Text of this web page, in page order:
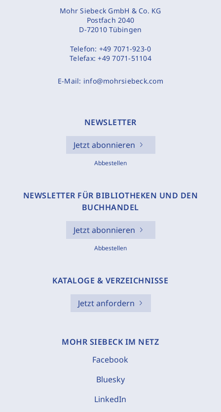
Mohr Siebeck GmbH & Co. KG
Postfach 2040
D-72010 Tübingen
Telefon: +49 7071-923-0
Telefax:+49 7071-51104
E-Mail: info@mohrsiebeck.com
NEWSLETTER
Jetzt abonnieren
Abbestellen
NEWSLETTER FÜR BIBLIOTHEKEN UND DEN
BUCHHANDEL
Jetzt abonnieren
Abbestellen
KATALOGE & VERZEICHNISSE
Jetzt anfordern
MOHR SIEBECK IM NETZ
Facebook
Bluesky
LinkedIn